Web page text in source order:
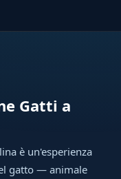
Gatti a
è un'esperienza
gatto — animale